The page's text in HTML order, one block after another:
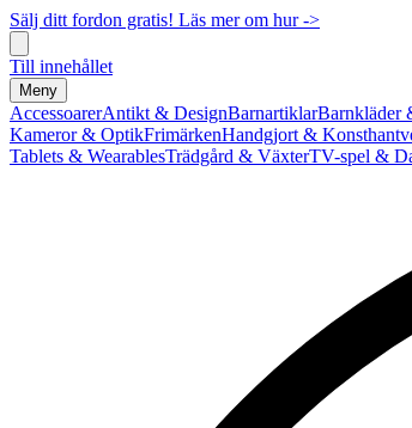
Sälj ditt fordon gratis! Läs mer om hur ->
Till innehållet
Meny
AccessoarerAntikt & DesignBarnartiklarBarnkläder
Kameror & OptikFrimärkenHandgjort &
Tablets & WearablesTrädgård & VäxterTV-spel &